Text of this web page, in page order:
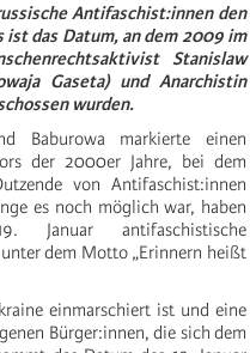
Antifaschist:innen den
ist das Datum, an dem 2009 im
Stanislaw
Gaseta) und Anarchistin
wurden.
Baburowa markierte einen
der 2000er Jahre, bei dem
von Antifaschist:innen
es noch möglich war, haben
Januar antifaschistische
dem Motto „Erinnern heißt
einmarschiert ist und eine
Bürger:innen, die sich dem